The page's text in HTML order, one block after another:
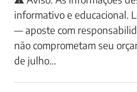
informativo e educacional.
— aposte com
não comprometam seu
de julho…